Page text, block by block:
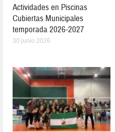
Actividades en Piscinas
Cubiertas Municipales
temporada 2026-2027
30 junio 2026